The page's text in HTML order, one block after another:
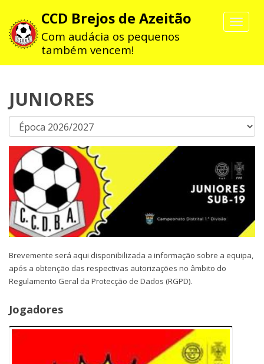
Toggle
CCD Brejos de Azeitão
Com audácia os pequenos
também vencem!
JUNIORES
Brevemente será aqui disponibilizada a informação sobre a equipa,
após a obtenção das respectivas autorizações no âmbito do
Regulamento Geral da Protecção de Dados (RGPD).
Jogadores